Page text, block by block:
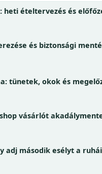
heti ételtervezés és
és biztonsági
tünetek, okok és
vásárlót
adj második esélyt a